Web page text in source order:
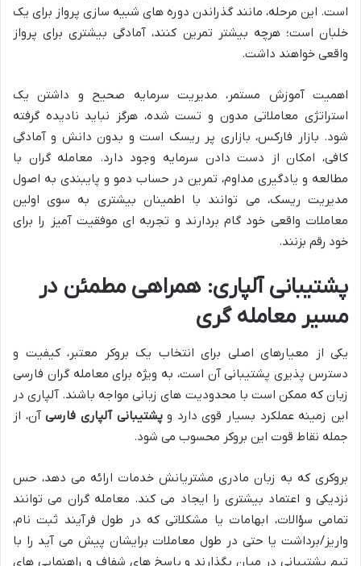
است. این مرحله، مانند گذراندن دوره های شبیه سازی پرواز برای یک
خلبان است؛ هرچه بیشتر تمرین کنند، آمادگی بیشتری برای پرواز
واقعی خواهند داشت.
اهمیت آموزش مستمر، مدیریت سرمایه صحیح و داشتن یک
استراتژی معاملاتی مدون و تست شده، هرگز نباید نادیده گرفته
شود. بازار فارکس، بازاری پر ریسک است و بدون دانش و آمادگی
کافی، امکان از دست دادن سرمایه وجود دارد. معامله گران با
مطالعه و یادگیری مداوم، تمرین در حساب دمو و پایبندی به اصول
مدیریت ریسک، می توانند با اطمینان بیشتری به سوی اولین
معاملات واقعی خود گام بردارند و تجربه ای موفقیت آمیز را برای
خود رقم بزنند.
پشتیبانی آلپاری: همراهی مطمئن در
مسیر معامله گری
یکی از معیارهای اصلی برای انتخاب یک بروکر معتبر، کیفیت و
دسترس پذیری پشتیبانی آن است، به ویژه برای معامله گران فارسی
زبان که ممکن است با محدودیت های زبانی مواجه باشند. آلپاری در
این زمینه عملکرد بسیار قوی دارد وپشتیبانی آلپاری فارسیآن، از
جمله نقاط قوت این بروکر محسوب می شود.
بروکری که به زبان مادری مشتریانش خدمات ارائه می دهد، حس
نزدیکی و اعتماد بیشتری را ایجاد می کند. معامله گران می توانند
تمامی سؤالات، ابهامات یا مشکلاتی که در طول فرآیند ثبت نام،
واریز/برداشت یا حتی در طول معاملات برایشان پیش می آید را با
تیم پشتیبانی در میان بگذارند و پاسخ های شفاف و راهنمایی های